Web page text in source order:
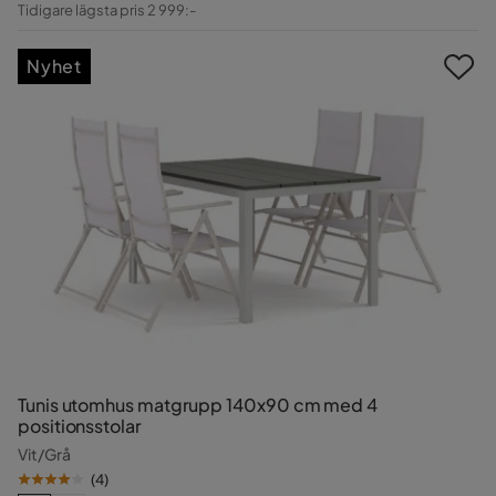
Tidigare lägsta pris 2 999:-
Tunis utomhus matgrupp 140x90 cm med 4
positionsstolar
Vit/Grå
(4)
Nyhet